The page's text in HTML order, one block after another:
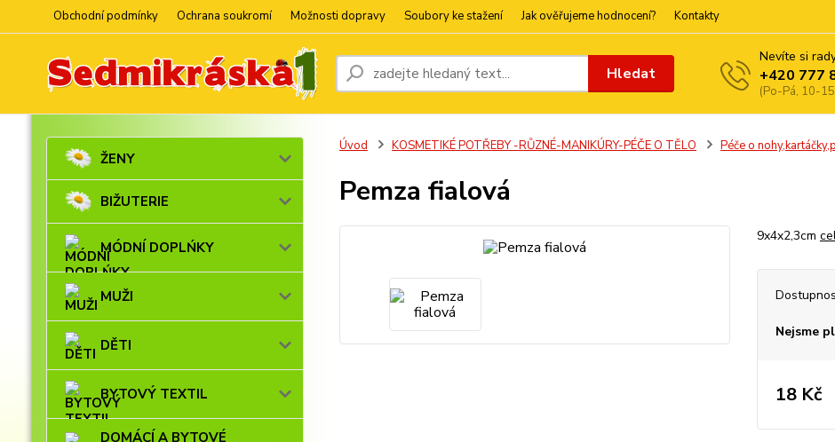
Obchodní podmínky Ochrana soukromí Možnosti dopravy Soubory ke stažení Jak ověřujeme hodnocení? Kontakty
Hledat
Nevíte si
+420 777
(Po-Pá, 10-
ŽENY
BIŽUTERIE
MÓDNÍ DOPLŃKY
MUŽI
DĚTI
BYTOVÝ TEXTIL
DOMÁCÍ A BYTOVÉ
Úvod KOSMETIKÉ POTŘEBY -RŮZNÉ-MANIKÚRY-PÉČE O TĚLO Péče o
Pemza fialová
9x4x2,3cm
Nejsme
18 Kč